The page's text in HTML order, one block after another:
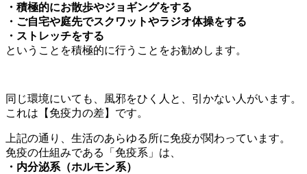
・積極的にお散歩やジョギングをする
・ご自宅や庭先でスクワットやラジオ体操をする
・ストレッチをする
ということを積極的に行うことをお勧めします。
同じ環境にいても、風邪をひく人と、引かない人がいます。
これは【免疫力の差】です。
上記の通り、生活のあらゆる所に免疫が関わっています。
免疫の仕組みである「免疫系」は、
・内分泌系（ホルモン系）